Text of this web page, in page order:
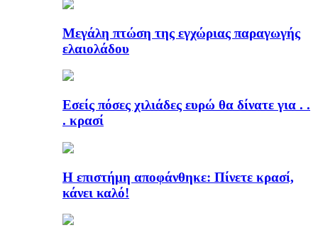
Μεγάλη πτώση της εγχώριας παραγωγής
ελαιολάδου
Εσείς πόσες χιλιάδες ευρώ θα δίνατε για . .
. κρασί
Η επιστήμη αποφάνθηκε: Πίνετε κρασί,
κάνει καλό!